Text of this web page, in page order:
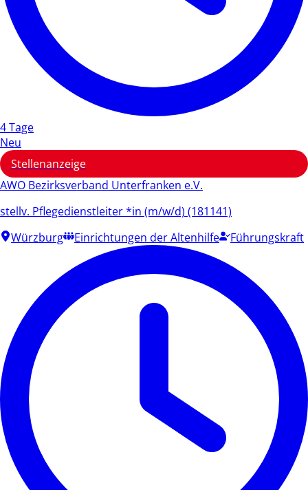
4 Tage
Neu
Stellenanzeige
AWO Bezirksverband Unterfranken e.V.
stellv. Pflegedienstleiter *in (m/w/d) (181141)
Würzburg
Einrichtungen der Altenhilfe Führungskraft